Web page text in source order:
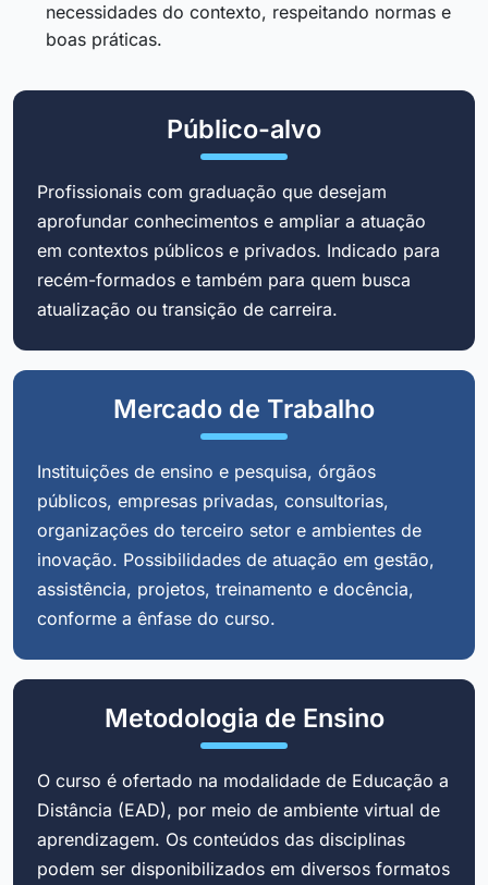
necessidades do contexto, respeitando normas e
boas práticas.
Público-alvo
Profissionais com graduação que desejam
aprofundar conhecimentos e ampliar a atuação
em contextos públicos e privados. Indicado para
recém-formados e também para quem busca
atualização ou transição de carreira.
Mercado de Trabalho
Instituições de ensino e pesquisa, órgãos
públicos, empresas privadas, consultorias,
organizações do terceiro setor e ambientes de
inovação. Possibilidades de atuação em gestão,
assistência, projetos, treinamento e docência,
conforme a ênfase do curso.
Metodologia de Ensino
O curso é ofertado na modalidade de Educação a
Distância (EAD), por meio de ambiente virtual de
aprendizagem. Os conteúdos das disciplinas
podem ser disponibilizados em diversos formatos